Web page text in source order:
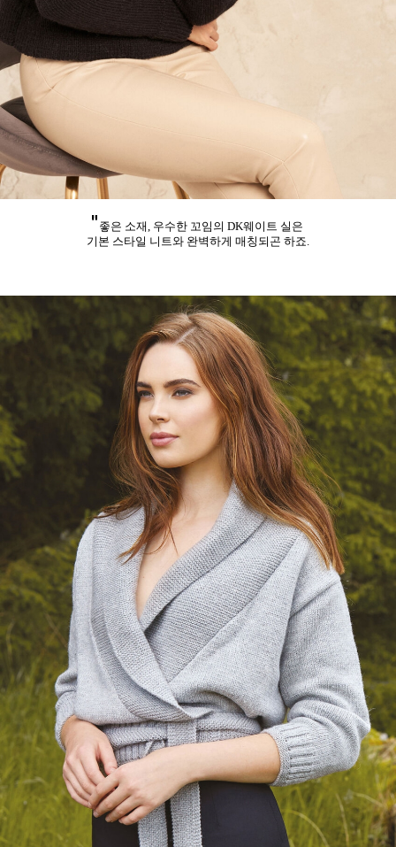
" 좋은 소재, 우수한 꼬임의 DK웨이트 실은
기본 스타일 니트와 완벽하게 매칭되곤 하죠.